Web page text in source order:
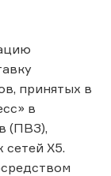
принятых в
в
(ПВЗ),
X5.